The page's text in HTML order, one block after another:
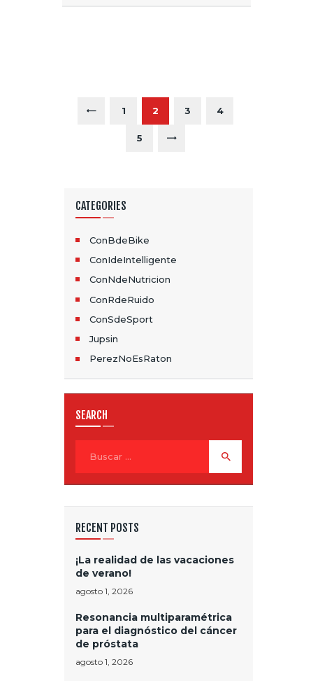
A
<
PAGE
1 PAGE
2 PAGE
3 PAGE
4
PAGE
5
CATEGORIES
ConBdeBike
ConIdeIntelligente
ConNdeNutricion
ConRdeRuido
ConSdeSport
Jupsin
PerezNoEsRaton
SEARCH
RECENT POSTS
¡La realidad de las vacaciones
de verano!
agosto 1, 2026
Resonancia multiparamétrica
para el diagnóstico del cáncer
de próstata
agosto 1, 2026